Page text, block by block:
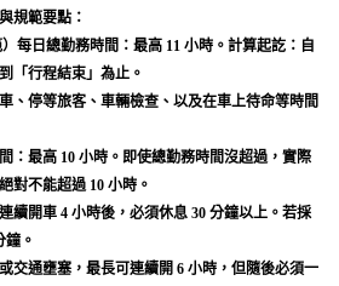
規範要點：
每日總勤務時間：最高 11 小時。計算起訖：自
「行程結束」為止。
、停等旅客、車輛檢查、以及在車上待命等時間
：最高 10 小時。即使總勤務時間沒超過，實際
對不能超過 10 小時。
續開車 4 小時後，必須休息 30 分鐘以上。若採
鐘。
交通壅塞，最長可連續開 6 小時，但隨後必須一